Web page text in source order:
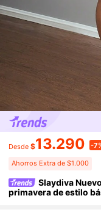
Desde $13.290 -
Ahorros Extra de $1.000
Slaydiva
primavera de estilo